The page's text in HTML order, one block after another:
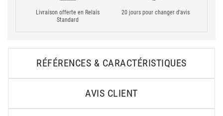
Livraison offerte en Relais
Standard
20 jours pour changer d'avis
RÉFÉRENCES & CARACTÉRISTIQUES
AVIS CLIENT